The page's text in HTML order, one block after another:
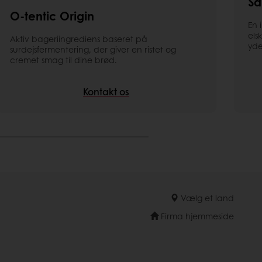
O-tentic Origin
Aktiv bageriingrediens baseret på
surdejsfermentering, der giver en ristet og
cremet smag til dine brød.
Kontakt os
En
Vælg et land
Firma hjemmeside